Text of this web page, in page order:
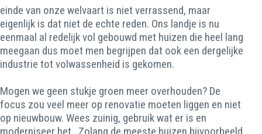
einde van onze welvaart is niet verrassend, maar
eigenlijk is dat niet de echte reden. Ons landje is nu
eenmaal al redelijk vol gebouwd met huizen die heel lang
meegaan dus moet men begrijpen dat ook een dergelijke
industrie tot volwassenheid is gekomen.
Mogen we geen stukje groen meer overhouden? De
focus zou veel meer op renovatie moeten liggen en niet
op nieuwbouw. Wees zuinig, gebruik wat er is en